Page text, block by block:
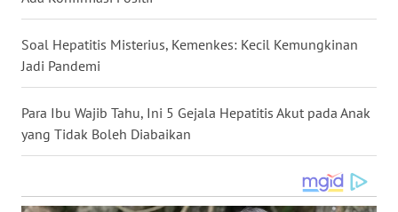
Soal Hepatitis Misterius, Kemenkes: Kecil Kemungkinan
Jadi Pandemi
Para Ibu Wajib Tahu, Ini 5 Gejala Hepatitis Akut pada Anak
yang Tidak Boleh Diabaikan
WN
JOGJA
JATIM